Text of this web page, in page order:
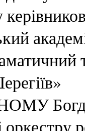
оркестру